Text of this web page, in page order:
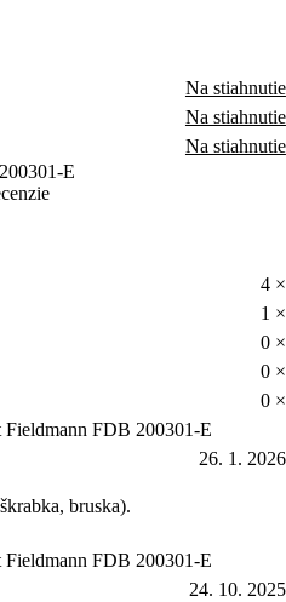
Na stiahnutie
Na stiahnutie
Na stiahnutie
E
4 ×
1 ×
0 ×
0 ×
0 ×
Fieldmann FDB 200301-E
26. 1. 2026
bruska).
Fieldmann FDB 200301-E
24. 10. 2025